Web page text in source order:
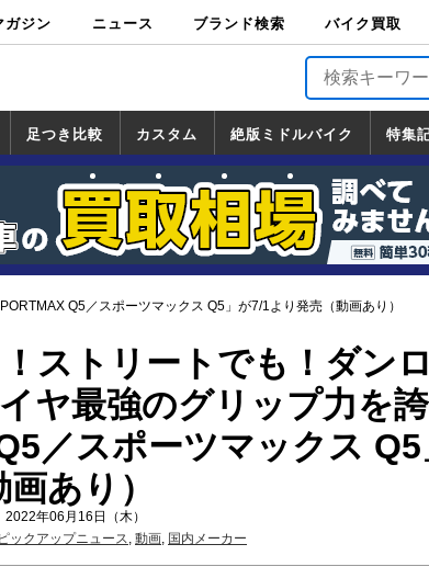
ガジン ニュース ブランド検索 バイク買取
バイク買取
足つき比較 カスタム
カスタム
一覧
ホンダ
ヤマハ
スズキ
カワサキ
絶版ミドルバイク
絶版ミドルバイク
一覧
ホンダ
ヤマハ
スズキ
カワサキ
特集
道の駅調査隊
ツーリング情報局
日本の道50選
国道めぐり
林道ツーリング
Q5／スポーツマックス Q5」が7/1より発売（動画あり）
ストリートでも！ダン
ヤ最強のグリップ力を
／スポーツマックス
あり）
年06月16日（木）
ピックアップニュース, 動画, 国内メーカー